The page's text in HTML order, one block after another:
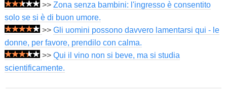
>> Zona senza bambini: l'ingresso è consentito
solo se si è di buon umore.
>> Gli uomini possono davvero lamentarsi qui - le
donne, per favore, prendilo con calma.
>> Qui il vino non si beve, ma si studia
scientificamente.